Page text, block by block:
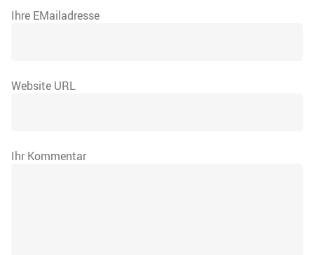
Ihre EMailadresse
Website URL
Ihr Kommentar